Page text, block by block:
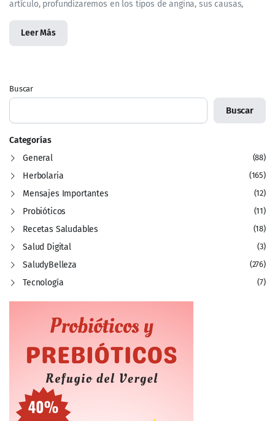
artículo, profundizaremos en los tipos de angina, sus causas,
Leer Más
Buscar
Buscar
Categorías
General
(88)
Herbolaria (165)
Mensajes Importantes (12)
Probióticos (11)
Recetas Saludables (18)
Salud Digital (3)
SaludyBelleza (276)
Tecnología (7)